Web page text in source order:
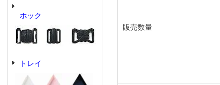
ホック
トレイ
販売数量